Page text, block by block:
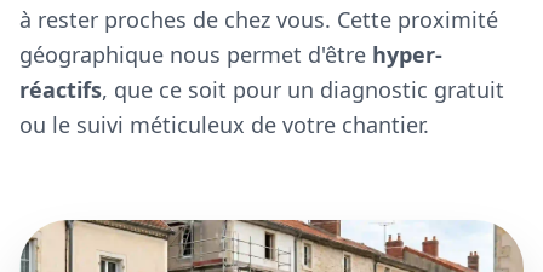
à rester proches de chez vous. Cette proximité
géographique nous permet d'être hyper-
réactifs, que ce soit pour un diagnostic gratuit
ou le suivi méticuleux de votre chantier.